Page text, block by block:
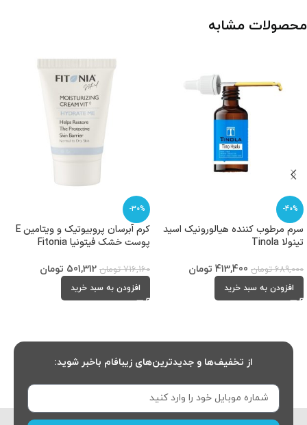
محصولات مشابه
-40%
سرم مرطوب کننده هیالورونیک اسید
تینولا Tinola
689,000 تومان 413,400 تومان
افزودن به سبد خرید
-30%
کرم آبرسان پروبیوتیک و ویتامین E
پوست خشک فیتونیا Fitonia
716,160 تومان 501,312 تومان
افزودن به سبد خرید
از تخفیف‌ها و جدیدترین‌های زیبافام باخبر شوید: